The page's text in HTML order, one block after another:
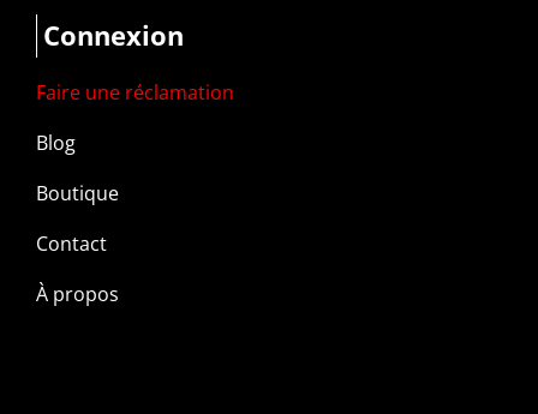
Connexion
Faire une réclamation
Blog
Boutique
Contact
À propos